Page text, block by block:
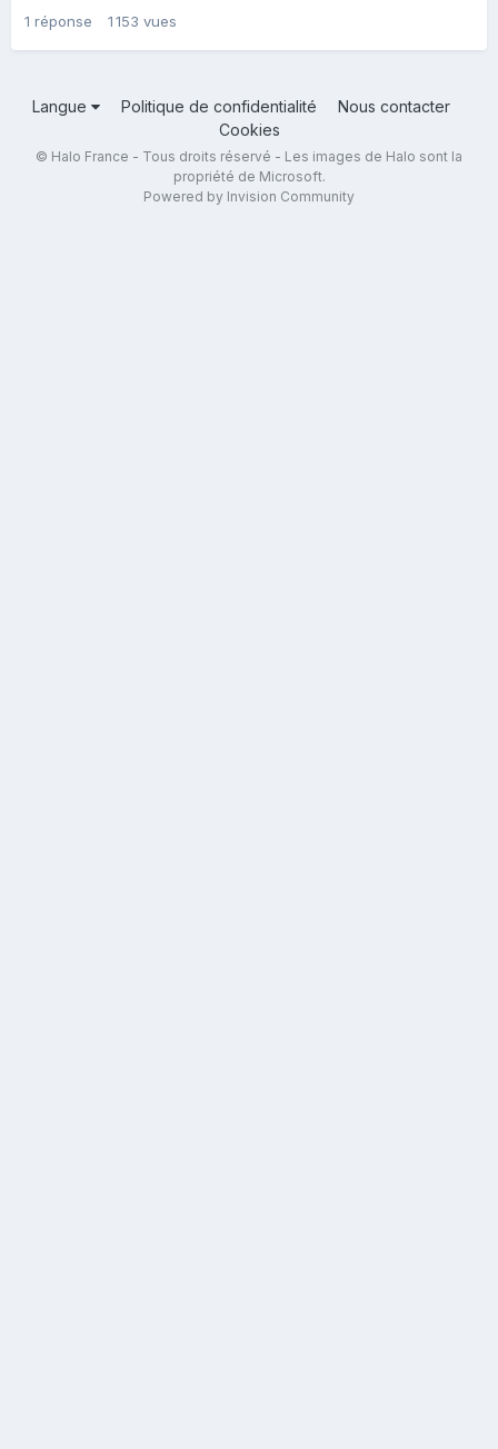
1 réponse 1 153 vues
Langue Politique de confidentialité
Nous contacter
Cookies
© Halo France - Tous droits réservé - Les images de Halo sont la
propriété de Microsoft.
Powered by Invision Community